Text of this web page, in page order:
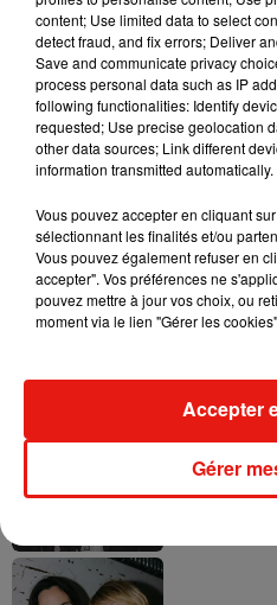
La tournée continue
Pas le temps de souffler pour
d'autres scènes européennes
notamment à Ferrara puis à
France prévu début juillet à
côtés de Moby pour le fameux
de vivre à leur tour ce moment
referme la boucle.
Musique
7 août 2026
RÜFÜS
album
content; Use limited data to select
detect fraud, and fix errors; Deliver
Save and communicate privacy
process personal data such as IP
following functionalities: Identify
requested; Use precise geolocation
other data sources; Link different
information transmitted automatically.
Vous pouvez accepter en cliquant
sélectionnant les finalités et/ou
Vous pouvez également refuser en
accepter". Vos préférences ne
pouvez mettre à jour vos choix, ou
moment via le lien "Gérer les
Gérer
Accepter